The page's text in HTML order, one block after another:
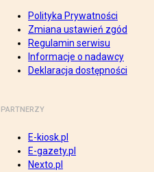
Polityka Prywatności
Zmiana ustawień zgód
Regulamin serwisu
Informacje o nadawcy
Deklaracja dostępności
PARTNERZY
E-kiosk.pl
E-gazety.pl
Nexto.pl